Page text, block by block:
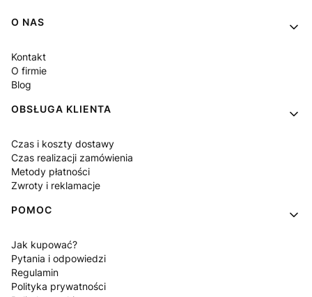
Linki w stopce
O NAS
Kontakt
O firmie
Blog
OBSŁUGA KLIENTA
Czas i koszty dostawy
Czas realizacji zamówienia
Metody płatności
Zwroty i reklamacje
POMOC
Jak kupować?
Pytania i odpowiedzi
Regulamin
Polityka prywatności